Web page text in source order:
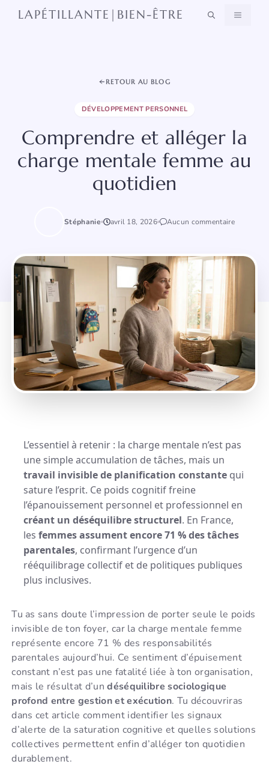
LAPÉTILLANTE|BIEN-ÊTRE MENU
RETOUR AU BLOG
DÉVELOPPEMENT PERSONNEL
Comprendre et alléger la
charge mentale femme au
quotidien
Stéphanie avril 18, 2026 Aucun commentaire
L’essentiel à retenir : la charge mentale n’est pas
une simple accumulation de tâches, mais un
travail invisible de planification constante qui
sature l’esprit. Ce poids cognitif freine
l’épanouissement personnel et professionnel en
créant un déséquilibre structurel. En France,
lesfemmes assument encore 71 % des tâches
parentales, confirmant l’urgence d’un
rééquilibrage collectif et de politiques publiques
plus inclusives.
Tu as sans doute l’impression de porter seule le poids
invisible de ton foyer, car la charge mentale femme
représente encore 71 % des responsabilités
parentales aujourd’hui. Ce sentiment d’épuisement
constant n’est pas une fatalité liée à ton organisation,
mais le résultat d’undéséquilibre sociologique
profond entre gestion et exécution. Tu découvriras
dans cet article comment identifier les signaux
d’alerte de la saturation cognitive et quelles solutions
collectives permettent enfin d’alléger ton quotidien
durablement.